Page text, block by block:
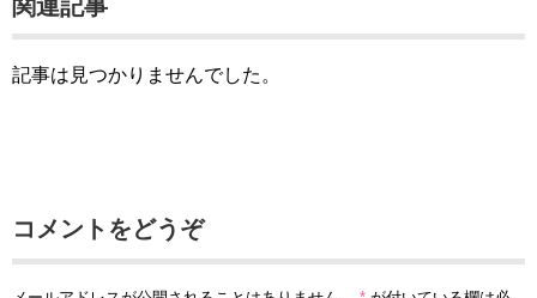
関連記事
記事は見つかりませんでした。
コメントをどうぞ